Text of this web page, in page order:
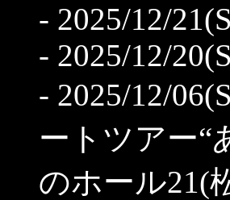
- 2025/12/
- 2025/12/
- 2025/12/
ートツアー“
のホール21(